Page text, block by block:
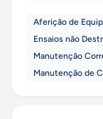
Aferição de
Ensaios não
Manutenção
Manutenção de